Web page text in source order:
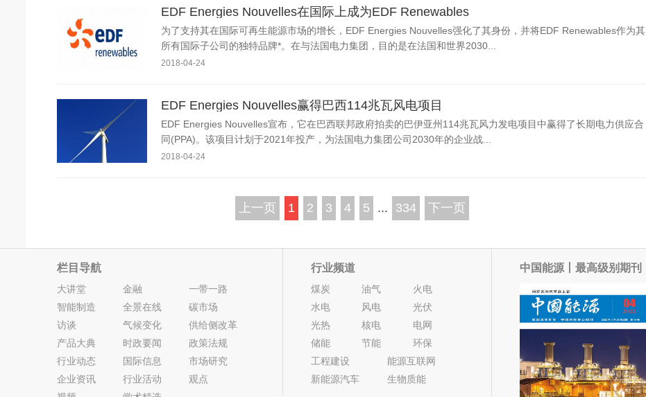
EDF Energies Nouvelles在国际上成为EDF Renewables
为了支持其在国际可再生能源市场的增长，EDF Energies Nouvelles强化了其身份，并将EDF Renewables作为其
所有国际子公司的独特品牌*。在与法国电力集团，目的是在法国和世界2030...
2018-04-24
EDF Energies Nouvelles赢得巴西114兆瓦风电项目
EDF Energies Nouvelles宣布，它在巴西联邦政府拍卖的巴伊亚州114兆瓦风力发电项目中赢得了长期电力供应合
同(PPA)。该项目计划于2021年投产，为法国电力集团公司2030年的企业战...
2018-04-24
上一页 1 2 3 4 5 ... 334 下一页
栏目导航
大讲堂 金融
一带一路
智能制造
全景在线
碳市场
访谈
气候变化
供给侧改革
产品大典
时政要闻
政策法规
行业动态
国际信息
市场研究
企业资讯
行业活动
观点
行业频道
煤炭 油气
火电
水电
风电
光伏
光热
核电
电网
储能
节能
环保
工程建设
能源互联网
新能源汽车
生物质能
中国能源丨最高级别期刊